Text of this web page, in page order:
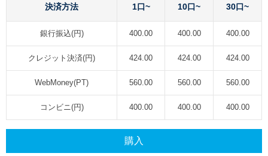
決済方法 1口~ 10口~ 30口~
銀行振込(円) 400.00 400.00 400.00
クレジット決済(円) 424.00 424.00 424.00
WebMoney(PT) 560.00 560.00 560.00
コンビニ(円) 400.00 400.00 400.00
購入